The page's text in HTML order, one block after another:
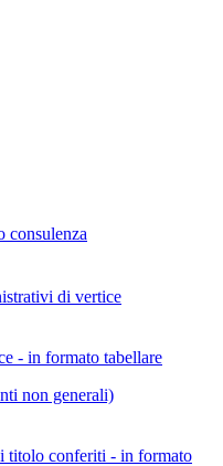
consulenza
di vertice
- in formato tabellare
non generali)
titolo conferiti - in formato